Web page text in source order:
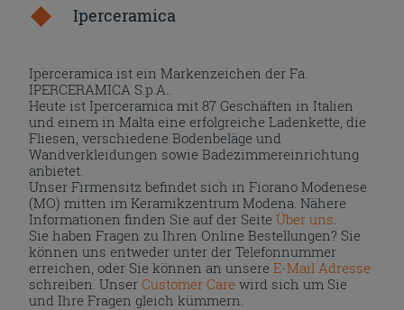
Iperceramica
Iperceramica ist ein Markenzeichen der Fa.
IPERCERAMICA S.p.A..
Heute ist Iperceramica mit 87 Geschäften in Italien
und einem in Malta eine erfolgreiche Ladenkette, die
Fliesen, verschiedene Bodenbeläge und
Wandverkleidungen sowie Badezimmereinrichtung
anbietet.
Unser Firmensitz befindet sich in Fiorano Modenese
(MO) mitten im Keramikzentrum Modena. Nähere
Informationen finden Sie auf der Seite Über uns
Sie haben Fragen zu Ihren Online Bestellungen? Sie
können uns entweder unter der Telefonnummer
erreichen, oder Sie können an unsereE-Mail Adresse
schreiben. UnserCustomer Care wird sich um Sie
und Ihre Fragen gleich kümmern.